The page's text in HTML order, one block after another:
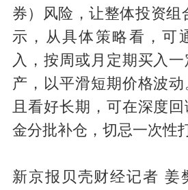
券）风险，让整体投资组
示，从具体策略看，可
入，按周或月定期买入
产，以平滑短期价格波
且看好长期，可在深度
金分批补仓，切忌一次性
新京报贝壳财经记者 姜